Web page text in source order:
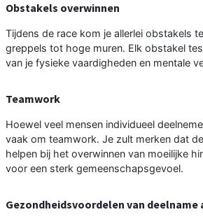
Obstakels overwinnen
Tijdens de race kom je allerlei obstakels
greppels tot hoge muren. Elk obstakel
van je fysieke vaardigheden en mentale
Teamwork
Hoewel veel mensen individueel
vaak om teamwork. Je zult merken dat
helpen bij het overwinnen van moeilijke
voor een sterk gemeenschapsgevoel.
Gezondheidsvoordelen van deelname